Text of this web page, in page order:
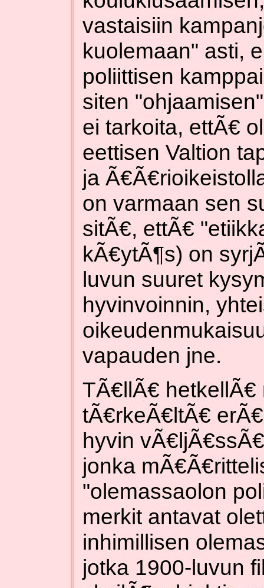
vastaisiin
kuolemaan" asti,
poliittisen
siten
ei tarkoita, ettÃ€
eettisen Valtion
ja
on varmaan sen
sitÃ€, ettÃ€
kÃ€ytÃ¶s) on
luvun suuret
hyvinvoinnin,
vapauden jne.
TÃ€llÃ€
tÃ€rkeÃ€ltÃ€
hyvin
jonka
"olemassaolon
merkit antavat
inhimillisen
jotka 1900-luvun